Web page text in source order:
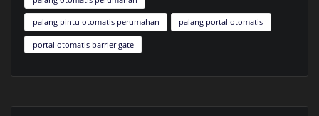
palang pintu otomatis perumahan palang portal otomatis
portal otomatis barrier gate